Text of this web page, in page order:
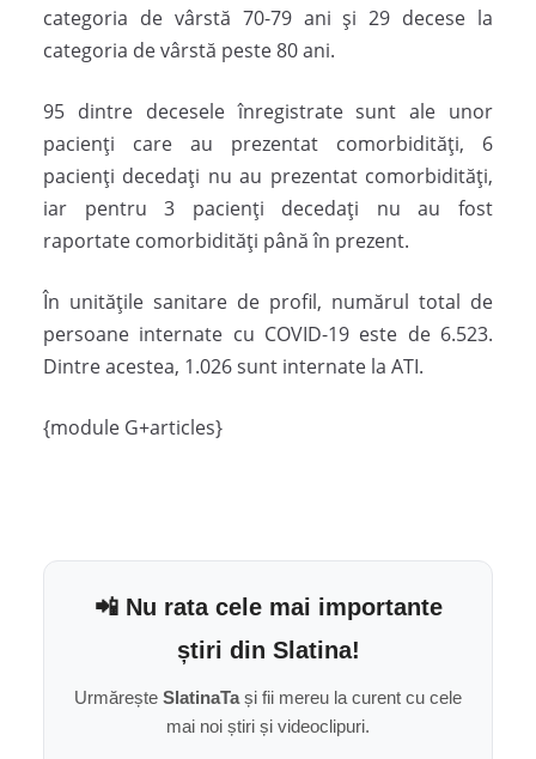
categoria de vârstă 70-79 ani și 29 decese la
categoria de vârstă peste 80 ani.
95 dintre decesele înregistrate sunt ale unor
pacienți care au prezentat comorbidități, 6
pacienți decedați nu au prezentat comorbidități,
iar pentru 3 pacienți decedați nu au fost
raportate comorbidități până în prezent.
În unitățile sanitare de profil, numărul total de
persoane internate cu COVID-19 este de 6.523.
Dintre acestea, 1.026 sunt internate la ATI.
{module G+articles}
📲 Nu rata cele mai importante
știri din Slatina!
Urmărește SlatinaTași fii mereu la curent cu cele
mai noi știri și videoclipuri.